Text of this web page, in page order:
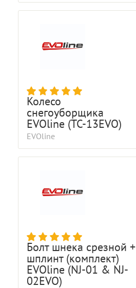
Колесо
снегоуборщика
EVOline (TC-13EVO)
EVOline
Болт шнека срезной +
шплинт (комплект)
EVOline (NJ-01 & NJ-
02EVO)